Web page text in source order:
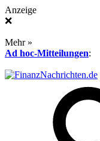
Anzeige
❌
Mehr »
Ad hoc-Mitteilungen: